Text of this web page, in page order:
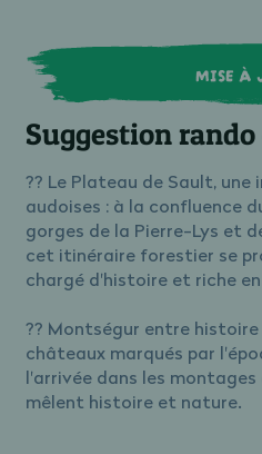
MISE À
Suggestion rando
?? Le Plateau de Sault, une
audoises : à la confluence
gorges de la Pierre-Lys et
cet itinéraire forestier se
chargé d'histoire et riche
?? Montségur entre
châteaux marqués par
l'arrivée dans les
mêlent histoire et nature.